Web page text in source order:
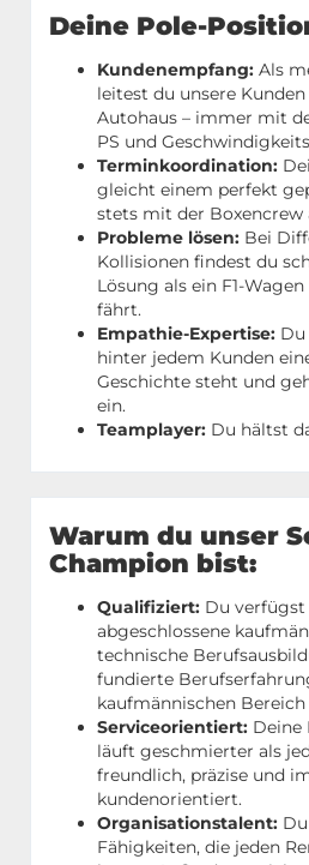
Deine Pole-
Kundenempfang: Als
leitest du unsere
Autohaus – immer mit
PS und
Terminkoordination:
gleicht einem perfekt
stets mit der
Probleme lösen: Bei
Kollisionen findest du
Lösung als ein F1-
fährt.
Empathie-Expertise: Du
hinter jedem Kunden
Geschichte steht und
ein.
Teamplayer: Du hältst
Warum du unser
Champion bist:
Qualifiziert: Du verfügst
abgeschlossene
technische
fundierte
kaufmännischen
Serviceorientiert: Deine
läuft geschmierter als
freundlich, präzise und
kundenorientiert.
Organisationstalent:
Fähigkeiten, die jeden